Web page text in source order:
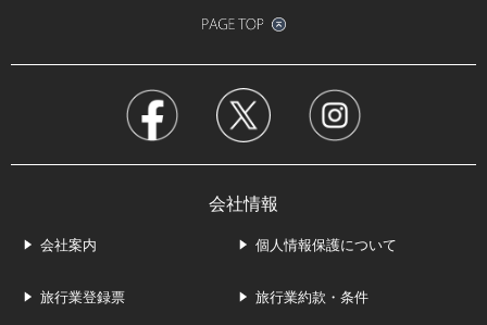
会社情報
会社案内 個人情報保護について
旅行業登録票 旅行業約款・条件